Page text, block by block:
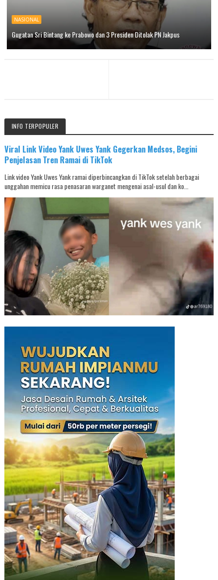
NASIONAL
Gugatan Sri Bintang ke Prabowo dan 3 Presiden Ditolak PN Jakpus
INFO TERPOPULER
Viral Link Video Yank Uwes Yank Gegerkan Medsos, Begini
Penjelasan Tren Ramai di TikTok
Link video Yank Uwes Yank ramai diperbincangkan di TikTok setelah berbagai
unggahan memicu rasa penasaran warganet mengenai asal-usul dan ko...